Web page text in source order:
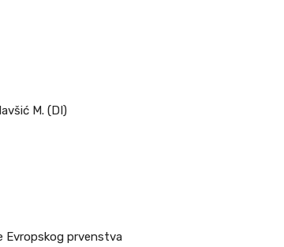
M. (DI)
Evropskog prvenstva